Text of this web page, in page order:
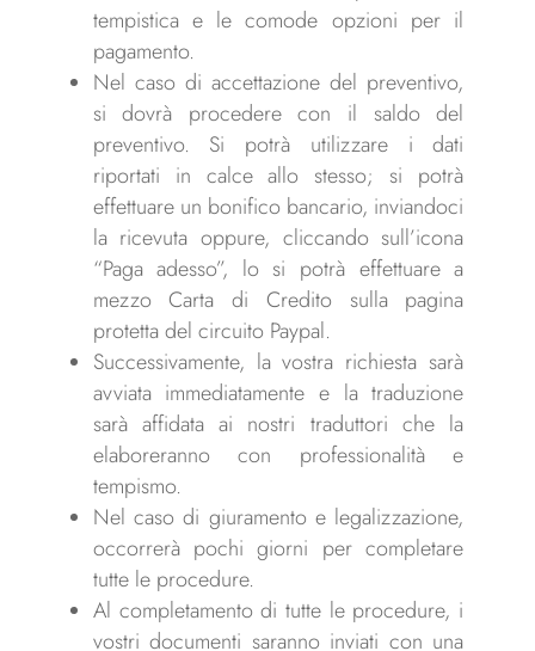
tempistica e le comode opzioni per il
pagamento.
Nel caso di accettazione del preventivo,
si dovrà procedere con il saldo del
preventivo. Si potrà utilizzare i dati
riportati in calce allo stesso; si potrà
effettuare un bonifico bancario, inviandoci
la ricevuta oppure, cliccando sull’icona
“Paga adesso”, lo si potrà effettuare a
mezzo Carta di Credito sulla pagina
protetta del circuito Paypal.
Successivamente, la vostra richiesta sarà
avviata immediatamente e la traduzione
sarà affidata ai nostri traduttori che la
elaboreranno con professionalità e
tempismo.
Nel caso di giuramento e legalizzazione,
occorrerà pochi giorni per completare
tutte le procedure.
Al completamento di tutte le procedure, i
vostri documenti saranno inviati con una